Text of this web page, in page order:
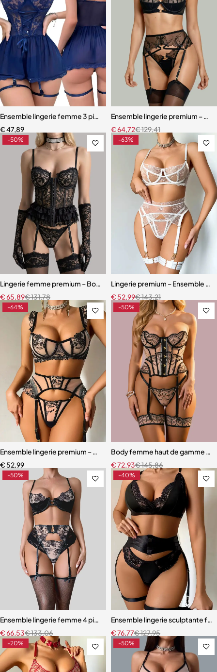
Ensemble lingerie femme 3 pièces – Soutien-gorge, culotte et
€47,89
Ensemble lingerie premium –
€129,41
€64,72
-50%
Lingerie femme premium – Body en dentelle florale avec
€131,78
€65,89
-63%
Lingerie premium – Ensemble
€143,21
€ 52,99
-64%
Ensemble lingerie premium – Dentelle fine, maille légère et effet
€ 52,99
-50%
Body femme haut de gamme –
€145,86
€72,93
-50%
Ensemble lingerie femme 4 pièces – Broderie florale contrastée
€133,06
€66,53
-40%
Ensemble lingerie sculptante
€127,95
€76,77
-20% -50%